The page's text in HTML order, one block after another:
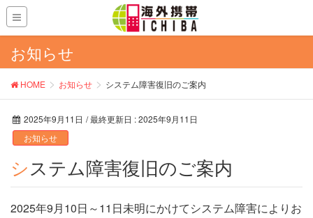
お知らせ
HOME お知らせ システム障害復旧のご案内
2025年9月11日 / 最終更新日 :2025年9月11日
お知らせ
システム障害復旧のご案内
2025年9月10日～11日未明にかけてシステム障害によりお